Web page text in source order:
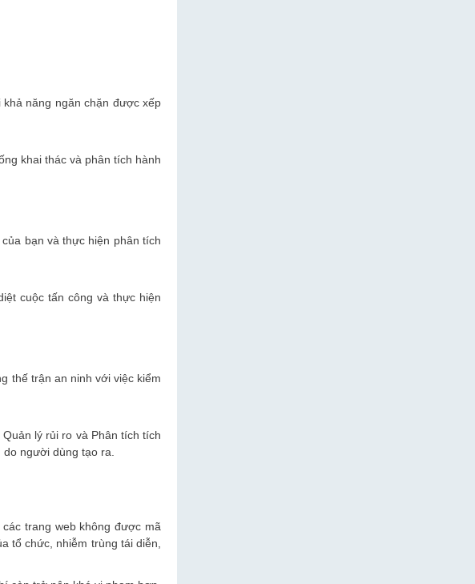
năng ngăn chặn được xếp
khai thác và phân tích hành
bạn và thực hiện phân tích
cuộc tấn công và thực hiện
thế trận an ninh với việc kiểm
lý rủi ro và Phân tích tích
do người dùng tạo ra.
trang web không được mã
tổ chức, nhiễm trùng tái diễn,